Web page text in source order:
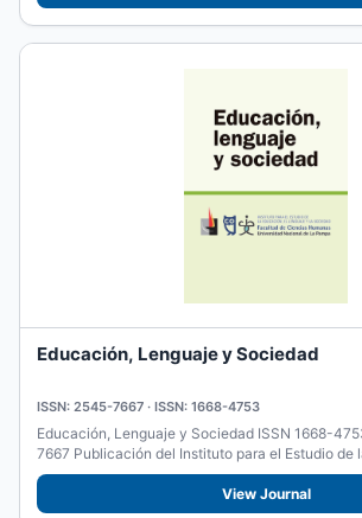
Educación, Lenguaje y Sociedad
ISSN: 2545-7667 · ISSN: 1668-4753
Educación, Lenguaje y Sociedad ISSN 1668-4753 E-ISSN 2545-
7667 Publicación del Instituto para el Estudio
View Journal